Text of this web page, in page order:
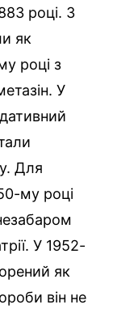
році. З
як
році з
У
Для
му році
У 1952-
як
він не